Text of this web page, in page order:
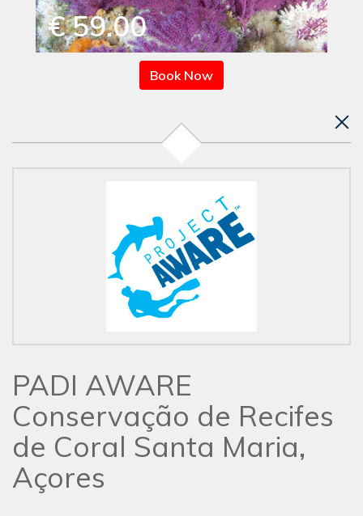
€ 59.00
Book Now
PADI AWARE
Conservação de Recifes
de Coral Santa Maria,
Açores